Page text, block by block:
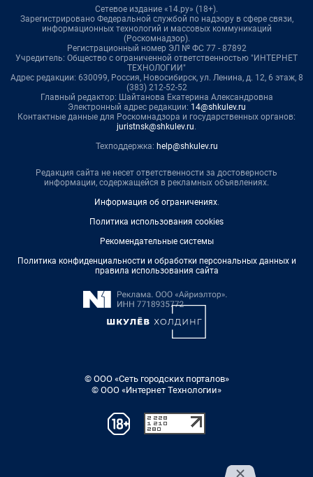
Сетевое издание «14.ру» (18+).
Зарегистрировано Федеральной службой по надзору в сфере связи,
информационных технологий и массовых коммуникаций
(Роскомнадзор).
Регистрационный номер ЭЛ № ФС 77 - 87892
Учредитель: Общество с ограниченной ответственностью "ИНТЕРНЕТ
ТЕХНОЛОГИИ"
Адрес редакции: 630099, Россия, Новосибирск, ул. Ленина, д. 12, 6 этаж, 8
(383) 212-52-52
Главный редактор: Шайтанова Екатерина Александровна
Электронный адрес редакции: 14@shkulev.ru
Контактные данные для Роскомнадзора и государственных органов:
juristnsk@shkulev.ru.
Техподдержка: help@shkulev.ru
Редакция сайта не несет ответственности за достоверность
информации, содержащейся в рекламных объявлениях.
Информация об ограничениях.
Политика использования cookies
Рекомендательные системы
Политика конфиденциальности и обработки персональных данных и
правила использования сайта
© ООО «Сеть городских порталов»
© ООО «Интернет Технологии»